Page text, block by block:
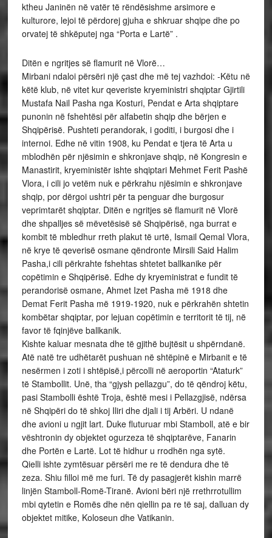
ktheu Janinën në vatër të rëndësishme arsimore e
kulturore, lejoi të përdorej gjuha e shkruar shqipe dhe po
orvatej të shkëputej nga “Porta e Lartë” .
Ditën e ngritjes së flamurit në Vlorë…
Mirbani ndaloi përsëri një çast dhe më tej vazhdoi: -Këtu në
këtë klub, në vitet kur qeveriste kryeministri shqiptar Gjirtili
Mustafa Nail Pasha nga Kosturi, Pendat e Arta shqiptare
punonin në fshehtësi për alfabetin shqip dhe bërjen e
Shqipërisë. Pushteti perandorak, i goditi, i burgosi dhe i
internoi. Edhe në vitin 1908, ku Pendat e tjera të Arta u
mblodhën për njësimin e shkronjave shqip, në Kongresin e
Manastirit, kryeministër ishte shqiptari Mehmet Ferit Pashë
Vlora, i cili jo vetëm nuk e përkrahu njësimin e shkronjave
shqip, por dërgoi ushtri për ta penguar dhe burgosur
veprimtarët shqiptar. Ditën e ngritjes së flamurit në Vlorë
dhe shpalljes së mëvetësisë së Shqipërisë, nga burrat e
kombit të mbledhur rreth plakut të urtë, Ismail Qemal Vlora,
në krye të qeverisë osmane qëndronte Mirsili Said Halim
Pasha,i cili përkrahte fshehtas shtetet ballkanike për
copëtimin e Shqipërisë. Edhe dy kryeministrat e fundit të
perandorisë osmane, Ahmet Izet Pasha më 1918 dhe
Demat Ferit Pasha më 1919-1920, nuk e përkrahën shtetin
kombëtar shqiptar, por lejuan copëtimin e territorit të tij, në
favor të fqinjëve ballkanik.
Kishte kaluar mesnata dhe të gjithë bujtësit u shpërndanë.
Atë natë tre udhëtarët pushuan në shtëpinë e Mirbanit e të
nesërmen i zoti i shtëpisë,i përcolli në aeroportin “Ataturk”
të Stambollit. Unë, tha “gjysh pellazgu”, do të qëndroj këtu,
pasi Stambolli është Troja, është mesi i Pellazgjisë, ndërsa
në Shqipëri do të shkoj Iliri dhe djali i tij Arbëri. U ndanë
dhe avioni u ngjit lart. Duke fluturuar mbi Stamboll, atë e bir
vështronin dy objektet ogurzeza të shqiptarëve, Fanarin
dhe Portën e Lartë. Lot të hidhur u rrodhën nga sytë.
Qielli ishte zymtësuar përsëri me re të dendura dhe të
zeza. Shiu filloi më me furi. Të dy pasagjerët kishin marrë
linjën Stamboll-Romë-Tiranë. Avioni bëri një rrethrrotullim
mbi qytetin e Romës dhe nën qiellin pa re të saj, dalluan dy
objektet mitike, Koloseun dhe Vatikanin.